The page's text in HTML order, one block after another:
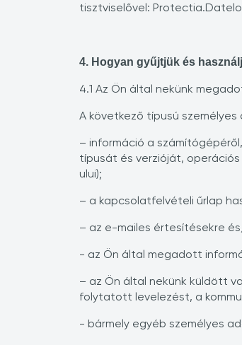
tisztviselővel:
4. Hogyan gyűjtjük és
4.1 Az Ön által nekünk
A következő típusú
– információ a
típusát és verzióját,
ului);
– a kapcsolatfelvételi űrlap
– az e-mailes értesítésekre
- az Ön által megadott
– az Ön által nekünk küldött
folytatott levelezést, a
- bármely egyéb személyes